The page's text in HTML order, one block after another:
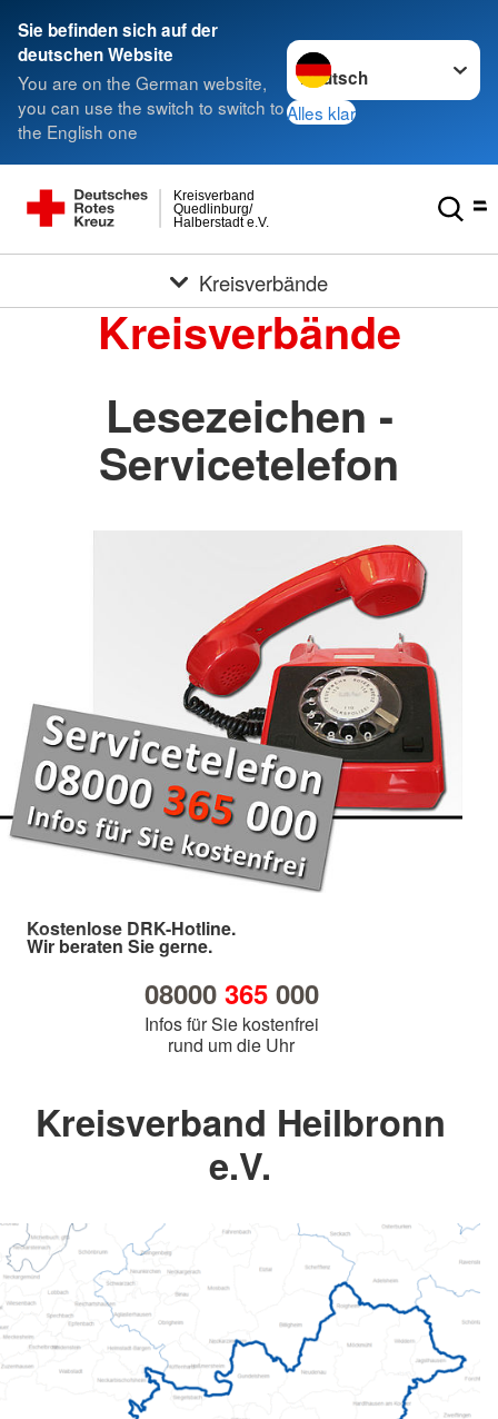
Sie befinden sich auf der
deutschen Website
You are on the German website,
you can use the switch to switch to
the English one
Sprache wechseln zu
Alles klar
Halberstadt e.V.
Quedlinburg/
Kreisverband
Kreisverbände
Kreisverbände
Lesezeichen -
Servicetelefon
Kostenlose DRK-Hotline.
Wir beraten Sie gerne.
08000 365000
Infos für Sie kostenfrei
rund um die Uhr
Kreisverband Heilbronn
e.V.